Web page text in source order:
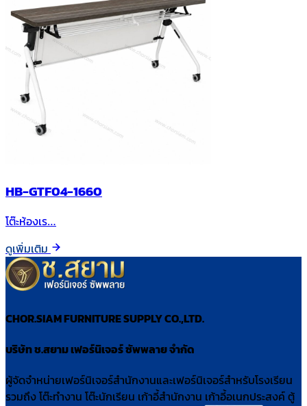
HB-GTF04-1660
โต๊ะห้องเร…
ดูเพิ่มเติม
CHOR.SIAM FURNITURE SUPPLY CO.,LTD.
บริษัท ช.สยาม เฟอร์นิเจอร์ ซัพพลาย จำกัด
ผู้จัดจำหน่ายเฟอร์นิเจอร์สำนักงานและเฟอร์นิเจอร์สำหรับโรงเรียน
รวมถึง โต๊ะทำงาน โต๊ะนักเรียน เก้าอี้สำนักงาน เก้าอี้อเนกประสงค์ ตู้